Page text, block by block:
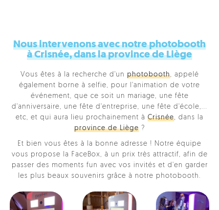
Nous intervenons avec notre photobooth
à Crisnée, dans la province de Liège
Vous êtes à la recherche d'un photobooth, appelé
également borne à selfie, pour l'animation de votre
événement, que ce soit un mariage, une fête
d'anniversaire, une fête d'entreprise, une fête d'école,...
etc, et qui aura lieu prochainement à Crisnée, dans la
province de Liège ?
Et bien vous êtes à la bonne adresse ! Notre équipe
vous propose la FaceBox, à un prix très attractif, afin de
passer des moments fun avec vos invités et d'en garder
les plus beaux souvenirs grâce à notre photobooth.